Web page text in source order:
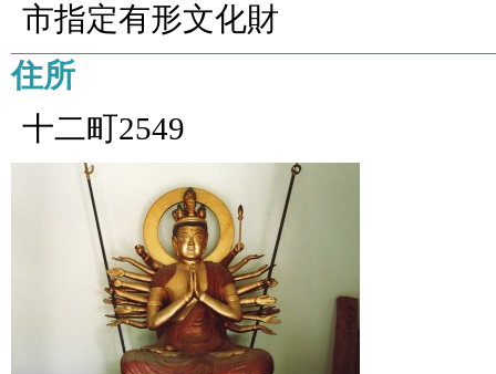
市指定有形文化財
住所
十二町2549